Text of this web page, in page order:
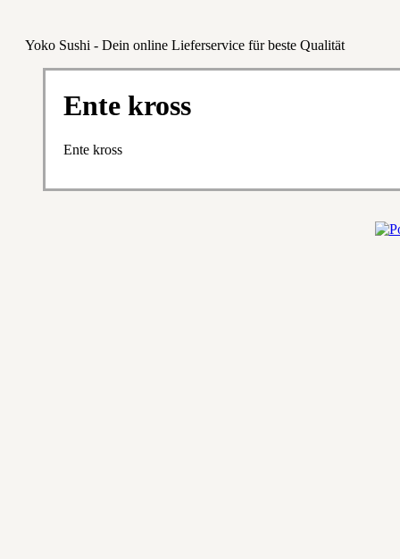
Yoko Sushi - Dein online Lieferservice für beste Qualität
Ente kross
Ente kross